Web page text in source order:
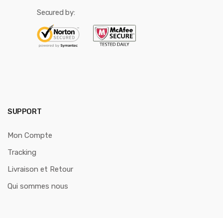
Secured by:
SUPPORT
Mon Compte
Tracking
Livraison et Retour
Qui sommes nous